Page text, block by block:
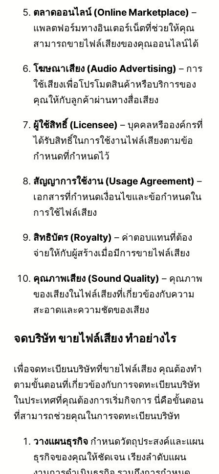
ตลาดออนไลน์ (Online Marketplace) –
แพลตฟอร์มทางอินเตอร์เน็ตที่ช่วยให้คุณ
สามารถขายไฟล์เสียงของคุณออนไลน์ได้
โฆษณาเสียง (Audio Advertising) – การ
ใช้เสียงเพื่อโปรโมตสินค้าหรือบริการของ
คุณให้กับลูกค้าผ่านทางสื่อเสียง
ผู้ใช้สิทธิ์ (Licensee) – บุคคลหรือองค์กรที่
ได้รับสิทธิ์ในการใช้งานไฟล์เสียงตามข้อ
กำหนดที่กำหนดไว้
สัญญาการใช้งาน (Usage Agreement) –
เอกสารที่กำหนดเงื่อนไขและข้อกำหนดใน
การใช้ไฟล์เสียง
สิทธิบัตร (Royalty) – ค่าตอบแทนที่ต้อง
จ่ายให้กับผู้สร้างเมื่อมีการขายไฟล์เสียง
คุณภาพเสียง (Sound Quality) – คุณภาพ
ของเสียงในไฟล์เสียงที่เกี่ยวข้องกับความ
สะอาดและความชัดของเสียง
จดบริษัท ขายไฟล์เสียง ทำอย่างไร
เพื่อจดทะเบียนบริษัทที่ขายไฟล์เสียง คุณต้องทำ
ตามขั้นตอนที่เกี่ยวข้องกับการจดทะเบียนบริษัท
ในประเทศที่คุณต้องการเริ่มกิจการ นี่คือขั้นตอน
ที่สามารถช่วยคุณในการจดทะเบียนบริษัท
วางแผนธุรกิจ กำหนดวัตถุประสงค์และแผน
ธุรกิจของคุณให้ชัดเจน เรียงลำดับแผน